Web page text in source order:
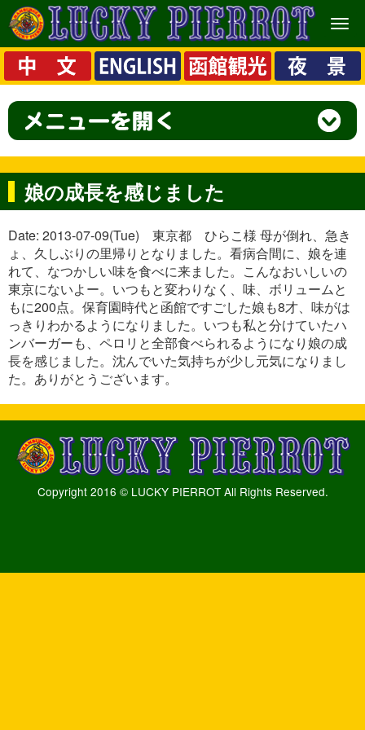
メ
ニ
ュ
ー
娘の成長を感じました
Date: 2013-07-09(Tue) 東京都 ひらこ様 母が倒れ、急き
ょ、久しぶりの里帰りとなりました。看病合間に、娘を連
れて、なつかしい味を食べに来ました。こんなおいしいの
東京にないよー。いつもと変わりなく、味、ボリュームと
もに200点。保育園時代と函館ですごした娘も8才、味がは
っきりわかるようになりました。いつも私と分けていたハ
ンバーガーも、ペロリと全部食べられるようになり娘の成
長を感じました。沈んでいた気持ちが少し元気になりまし
た。ありがとうございます。
Copyright 2016 © LUCKY PIERROT All Rights Reserved.